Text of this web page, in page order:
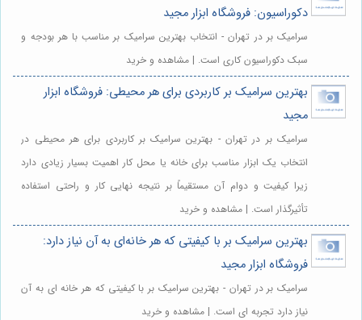
دکوراسیون: فروشگاه ابزار مجید
سرامیک بر در تهران - انتخاب بهترین سرامیک بر مناسب با هر بودجه و
سبک دکوراسیون کاری است. | مشاهده و خرید
بهترین سرامیک بر کاربردی برای هر محیطی: فروشگاه ابزار
مجید
سرامیک بر در تهران - بهترین سرامیک بر کاربردی برای هر محیطی در
انتخاب یک ابزار مناسب برای خانه یا محل کار اهمیت بسیار زیادی دارد
زیرا کیفیت و دوام آن مستقیماً بر نتیجه نهایی کار و راحتی استفاده
تأثیرگذار است. | مشاهده و خرید
بهترین سرامیک بر با کیفیتی که هر خانه‌ای به آن نیاز دارد:
فروشگاه ابزار مجید
سرامیک بر در تهران - بهترین سرامیک بر با کیفیتی که هر خانه ای به آن
نیاز دارد تجربه ای است. | مشاهده و خرید